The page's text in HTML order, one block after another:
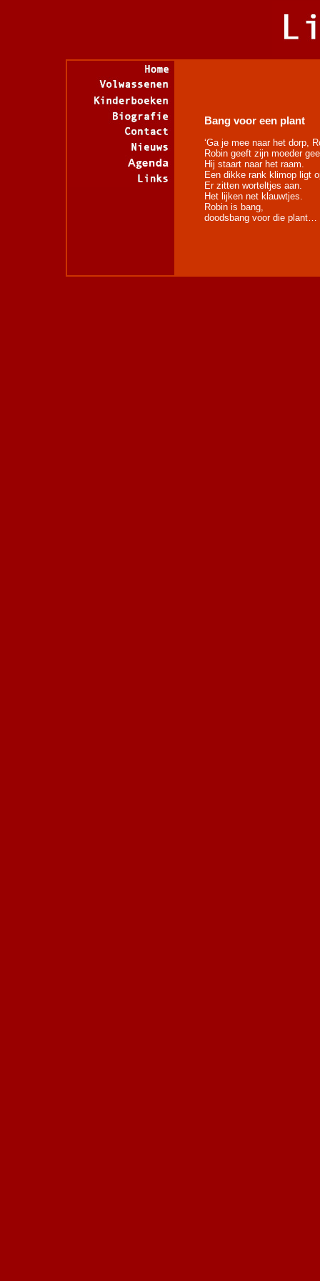
Bang voor een plant
‘Ga je mee naar het dorp,
Robin geeft zijn moeder
Hij staart naar het raam.
Een dikke rank klimop ligt
Er zitten worteltjes aan.
Het lijken net klauwtjes.
Robin is bang,
doodsbang voor die plant…